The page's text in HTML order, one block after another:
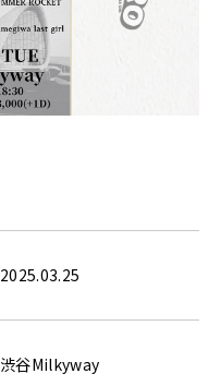
2025.03.25
渋谷Milkyway